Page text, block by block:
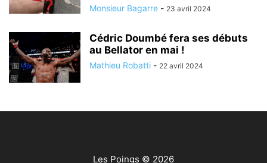
Monsieur Bagarre - 23 avril 2024
Cédric Doumbé fera ses débuts
au Bellator en mai !
Mathieu Robatti - 22 avril 2024
Les Poings © 2026